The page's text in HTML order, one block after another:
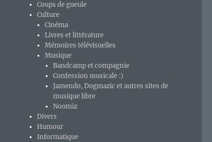
Coups de gueule
Culture
Cinéma
Livres et littérature
Mémoires télévisuelles
Musique
Bandcamp et compagnie
Confession musicale :)
Jamendo, Dogmazic et autres sites de
musique libre
Noomiz
Divers
Humour
Informatique